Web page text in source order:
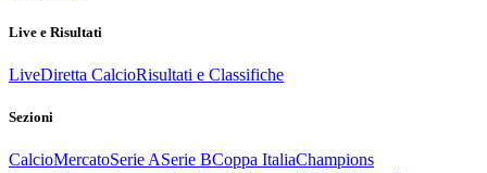
Live e Risultati
LiveDiretta CalcioRisultati e Classifiche
Sezioni
CalcioMercatoSerie ASerie BCoppa ItaliaChampions